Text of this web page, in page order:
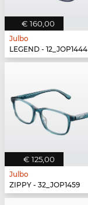
€ 160,00
Julbo
LEGEND - 12_JOP1444
€ 125,00
Julbo
ZIPPY - 32_JOP1459